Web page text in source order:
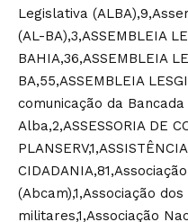
Legislativa
(AL-BA),3,ASSEMBLEIA
BAHIA,36,ASSEMBLEIA
BA,55,ASSEMBLEIA
comunicação da
Alba,2,ASSESSORIA DE
(Abcam),1,Associação
militares,1,Associação